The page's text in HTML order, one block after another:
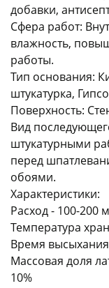
добавки,
Сфера работ:
влажность,
работы.
Тип основания:
штукатурка,
Поверхность:
Вид
штукатурными
перед
обоями.
Характеристики:
Расход - 100-200
Температура
Время
Массовая доля
10%